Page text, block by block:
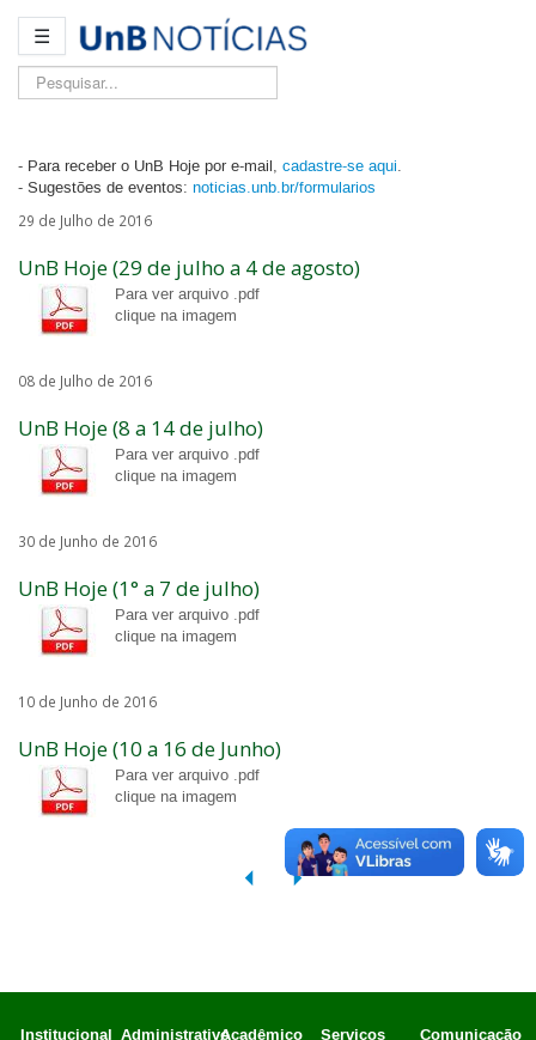
☰
Pesquisar...
- Para receber o UnB Hoje por e-mail, cadastre-se aqui.
- Sugestões de eventos: noticias.unb.br/formularios
29 de Julho de 2016
UnB Hoje (29 de julho a 4 de agosto)
Para ver arquivo .pdf
clique na imagem
08 de Julho de 2016
UnB Hoje (8 a 14 de julho)
Para ver arquivo .pdf
clique na imagem
30 de Junho de 2016
UnB Hoje (1° a 7 de julho)
Para ver arquivo .pdf
clique na imagem
10 de Junho de 2016
UnB Hoje (10 a 16 de Junho)
Para ver arquivo .pdf
clique na imagem
Institucional AdministrativoAcadêmico Serviços Comunicação